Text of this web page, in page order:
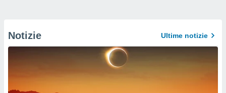
Notizie Ultime notizie